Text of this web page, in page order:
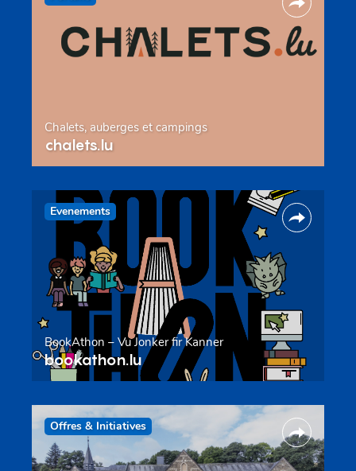
Chalets, auberges et campings
chalets.lu
Evenements
BookAthon – Vu Jonker fir Kanner
bookathon.lu
Offres & Initiatives